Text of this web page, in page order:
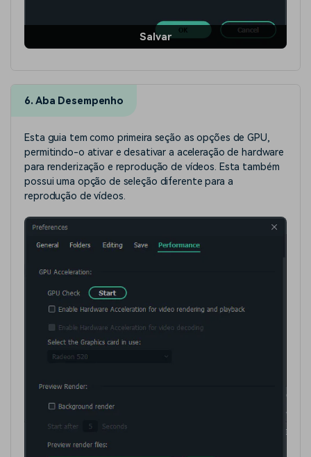
Salvar
6. Aba Desempenho
Esta guia tem como primeira seção as opções de GPU,
permitindo-o ativar e desativar a aceleração de hardware
para renderização e reprodução de vídeos. Esta também
possui uma opção de seleção diferente para a
reprodução de vídeos.